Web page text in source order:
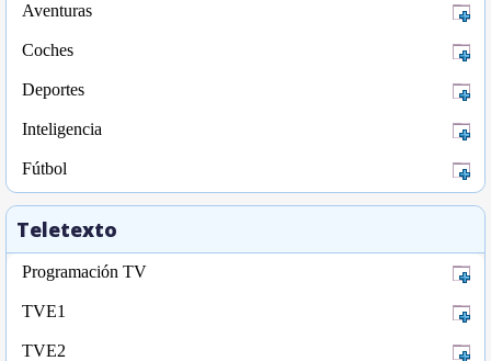
Aventuras
Coches
Deportes
Inteligencia
Fútbol
Teletexto
Programación TV
TVE1
TVE2